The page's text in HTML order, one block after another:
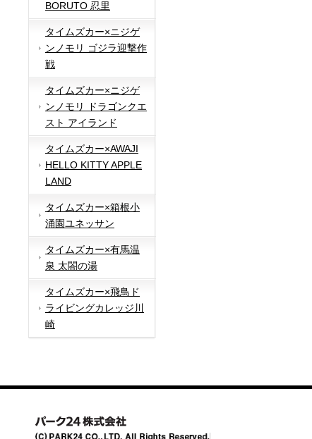
BORUTO 忍里
タイムズカー×ニジゲ
ンノモリ ゴジラ迎撃作
戦
タイムズカー×ニジゲ
ンノモリ ドラゴンクエ
スト アイランド
タイムズカー×AWAJI
HELLO KITTY APPLE
LAND
タイムズカー×箱根小
涌園ユネッサン
タイムズカー×有馬温
泉 太閤の湯
タイムズカー×飛鳥ド
ライビングカレッジ川
崎